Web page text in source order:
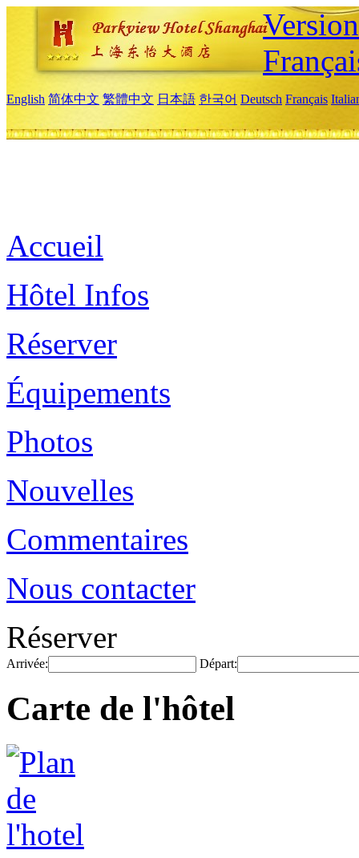
English 简体中文 繁體中文 日本語 한국어 Deutsch Français
Accueil
Hôtel Infos
Réserver
Équipements
Photos
Nouvelles
Commentaires
Nous contacter
Réserver
Arrivée: Départ:
Carte de l'hôtel